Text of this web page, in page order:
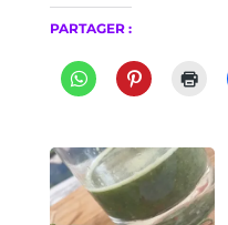
PARTAGER :